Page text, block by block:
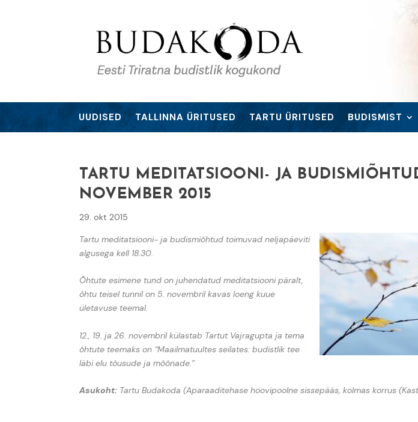
UUDISED TALLINNA ÜRITUSED TARTU ÜRITUSED BUDISMIST
TARTU MEDITATSIOONI- JA
NOVEMBER 2015
29. okt 2015
Tartu meditatsiooni- ja budismiõhtud toimuvad neljapäeviti
algusega kell 18.30.
Õhtute esimene tund on juhendatud meditatsiooni päralt,
õhtu teisel tunnil on 5. novembril kavas loeng kuue
ületavuse teemal.
12., 19. ja 26. novembril külastab Tartut Vajragupta ja tema
õhtute teemaks on “Maailmatuultes seilates: budistlik tee
läbi elu tõusude ja mõõnade.”
Asukoht: Tartu Budakoda (Aparaaditehase hoovipoolne sissepääs, kolmas korrus